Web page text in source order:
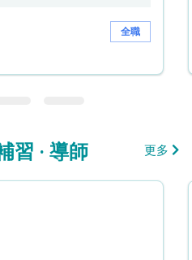
全職
習 · 導師 更多